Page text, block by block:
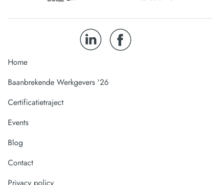
Home
Baanbrekende Werkgevers '26
Certificatietraject
Events
Blog
Contact